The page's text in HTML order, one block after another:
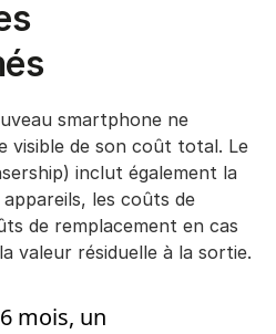
smartphone ne
visible de son coût total. Le
inclut également la
les coûts de
de remplacement en cas
valeur résiduelle à la sortie.
mois, un